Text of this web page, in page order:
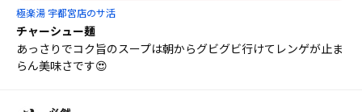
極楽湯 宇都宮店のサ活
チャーシュー麺
あっさりでコク旨のスープは朝からグビグビ行けてレンゲが止ま
らん美味さです😍